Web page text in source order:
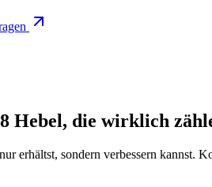
Hebel, die wirklich
erhältst, sondern verbessern kannst.